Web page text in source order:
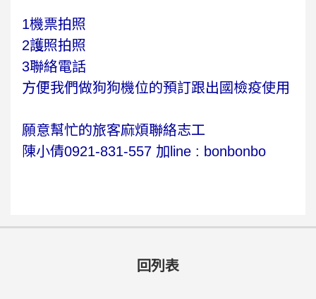
1機票拍照
2護照拍照
3聯絡電話
方便我們做狗狗機位的預訂跟出國檢疫使用
願意幫忙的旅客麻煩聯絡志工
陳小倩0921-831-557 加line : bonbonbo
回列表